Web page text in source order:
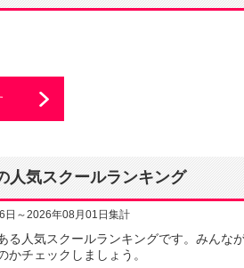
人気スクールランキング
日～2026年08月01日集計
る人気スクールランキングです。みんな
かチェックしましょう。